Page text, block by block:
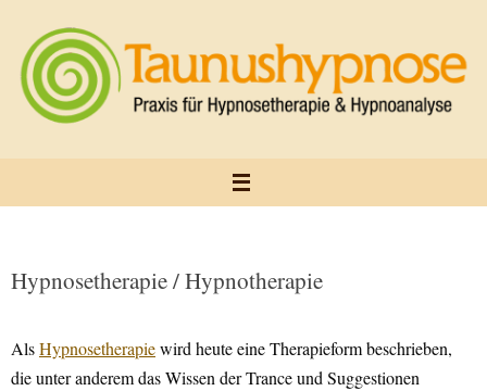
springen
Hypnosetherapie / Hypnotherapie
AlsHypnosetherapiewird heute eine Therapieform beschrieben,
die unter anderem das Wissen der Trance und Suggestionen